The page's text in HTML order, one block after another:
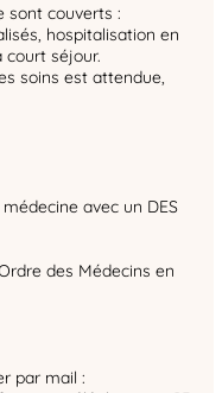
sont couverts :
hospitalisation en
court séjour.
soins est attendue,
avec un DES
des Médecins en
par mail :